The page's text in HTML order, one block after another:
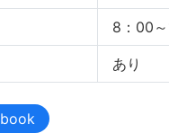
8：00
あり